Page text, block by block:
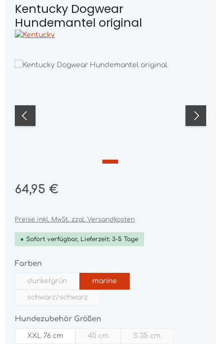
Kentucky Dogwear
Hundemantel original
Bildergalerie überspringen
Regulärer Preis:
64,95 €
Preise inkl. MwSt. zzgl. Versandkosten
Sofort verfügbar, Lieferzeit: 3-5 Tage
Farben
dunkelgrün
(Diese Option ist zurzeit nicht verfügbar.)
marine
schwarz/schwarz
Hundezubehör Größen
XXL 76 cm 40 cm S 35 cm